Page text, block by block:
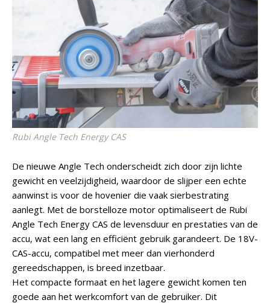
Rubi Angle Tech Energy CAS
De nieuwe Angle Tech onderscheidt zich door zijn lichte
gewicht en veelzijdigheid, waardoor de slijper een echte
aanwinst is voor de hovenier die vaak sierbestrating
aanlegt. Met de borstelloze motor optimaliseert de Rubi
Angle Tech Energy CAS de levensduur en prestaties van de
accu, wat een lang en efficiënt gebruik garandeert. De 18V-
CAS-accu, compatibel met meer dan vierhonderd
gereedschappen, is breed inzetbaar.
Het compacte formaat en het lagere gewicht komen ten
goede aan het werkcomfort van de gebruiker. Dit